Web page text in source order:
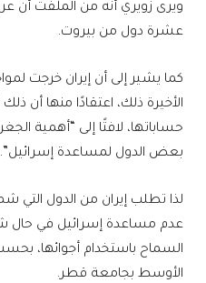
ويرى زويري أنه من الملفت أن
عشرة دول من بيروت.
كما يشير إلى أن إيران خرجت
الأخيرة ذلك، اعتقادًا منها أن
حساباتها، لافتًا إلى “أهمية
بعض الدول لمساعدة إسرائيل”.
لذا تطلب إيران من الدول التي
عدم مساعدة إسرائيل في حال
السماح باستخدام أجوائها،
الأوسط بجامعة قطر.